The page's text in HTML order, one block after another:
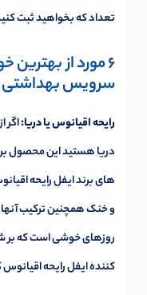
تعداد که بخواهید ثبت
6 مورد از
سرویس بهداشتی
رایحه اقیانوس یا دریا:اگر
دریا هستید این محصول
های برند ایفل رایحه
و خنک همچنین ترکیب
روزهای خوشی است که بر
کننده ایفل رایحه اقیانوس